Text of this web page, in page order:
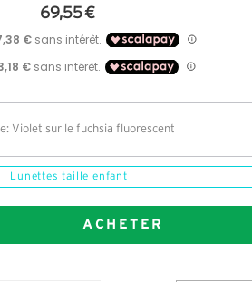
69,55 €
Violet sur le fuchsia fluorescent
Lunettes taille enfant
ACHETER